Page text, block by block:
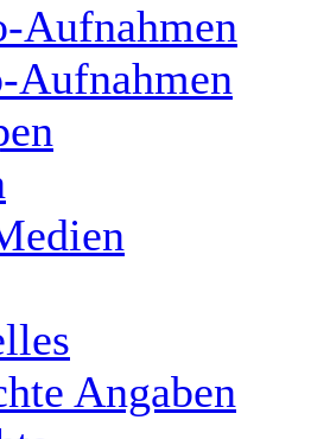
Aufnahmen
Aufnahmen
Angaben